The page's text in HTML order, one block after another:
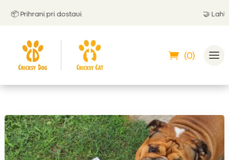
Prihrani pri dostavi Lahko
(0)